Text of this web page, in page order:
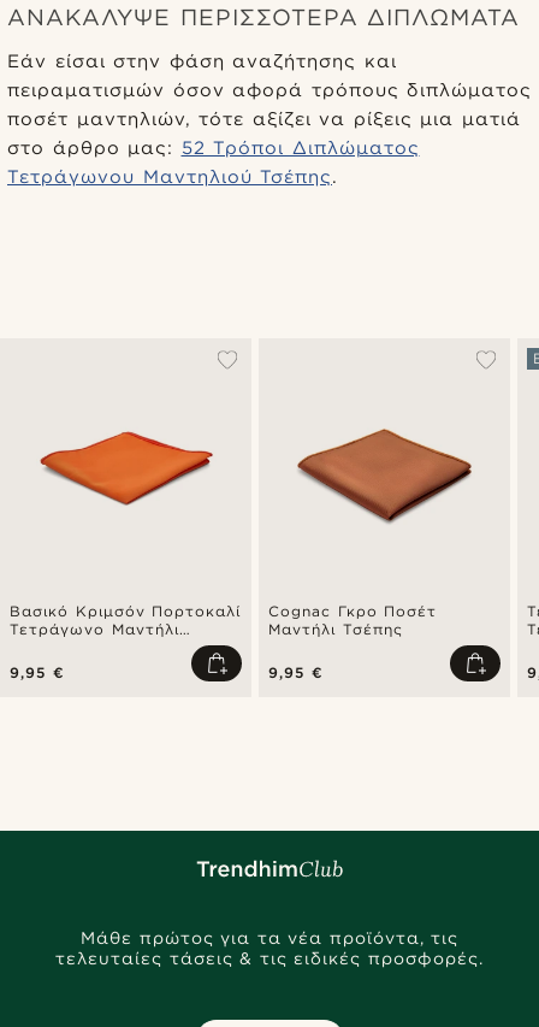
ΑΝΑΚΆΛΥΨΕ ΠΕΡΙΣΣΌΤΕΡΑ ΔΙΠΛΏΜΑΤΑ
Εάν είσαι στην φάση αναζήτησης και
πειραματισμών όσον αφορά τρόπους διπλώματος
ποσέτ μαντηλιών, τότε αξίζει να ρίξεις μια ματιά
στο άρθρο μας: 52 Τρόποι Διπλώματος
Τετράγωνου Μαντηλιού Τσέπης.
Βασικό Κριμσόν Πορτοκαλί
Τετράγωνο Μαντήλι
9,95 €
Cognac Γκρο Ποσέτ
Μαντήλι Τσέπης
9,95 €
Μάθε πρώτος για τα νέα προϊόντα, τις
τελευταίες τάσεις & τις ειδικές προσφορές.